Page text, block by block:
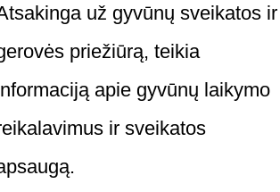
už gyvūnų sveikatos ir
priežiūrą, teikia
apie gyvūnų laikymo
ir sveikatos